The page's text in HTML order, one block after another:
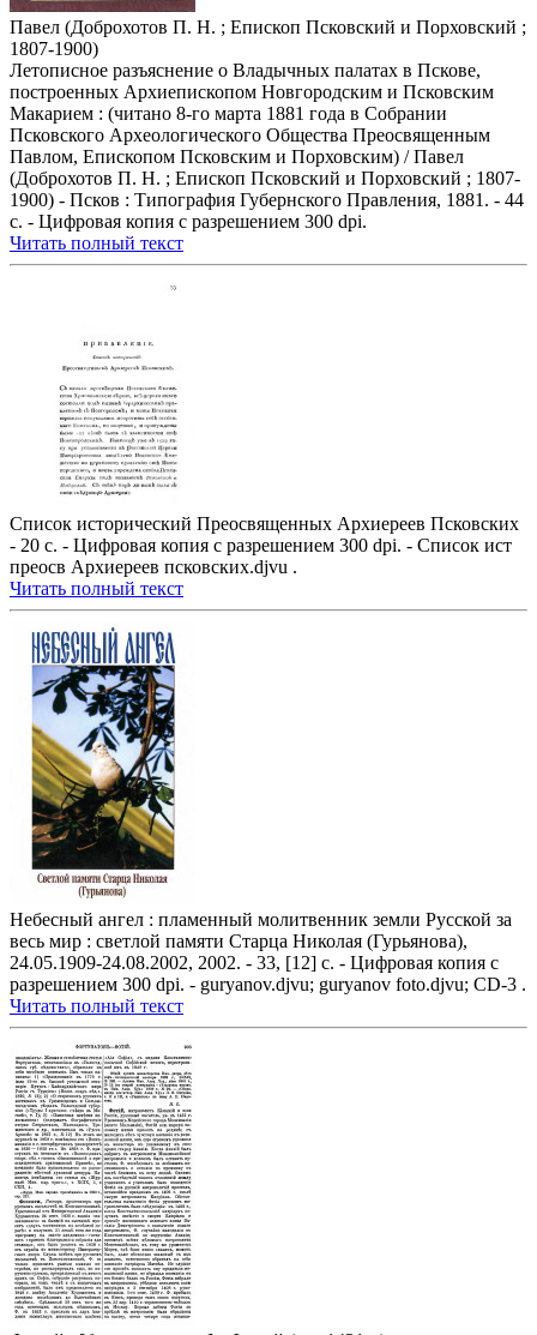
Павел (Доброхотов П. Н. ; Епископ Псковский и Порховский ;
1807-1900)
Летописное разъяснение о Владычных палатах в Пскове,
построенных Архиепископом Новгородским и Псковским
Макарием : (читано 8-го марта 1881 года в Собрании
Псковского Археологического Общества Преосвященным
Павлом, Епископом Псковским и Порховским) / Павел
(Доброхотов П. Н. ; Епископ Псковский и Порховский ; 1807-
1900) - Псков : Типография Губернского Правления, 1881. - 44
с. - Цифровая копия с разрешением 300 dpi.
Читать полный текст
Список исторический Преосвященных Архиереев Псковских
- 20 с. - Цифровая копия с разрешением 300 dpi. - Список ист
преосв Архиереев псковских.djvu .
Читать полный текст
Небесный ангел : пламенный молитвенник земли Русской за
весь мир : светлой памяти Старца Николая (Гурьянова),
24.05.1909-24.08.2002, 2002. - 33, [12] с. - Цифровая копия с
разрешением 300 dpi. - guryanov.djvu; guryanov foto.djvu; CD-3 .
Читать полный текст